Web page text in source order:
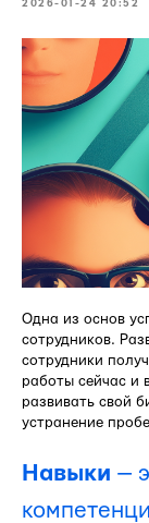
2026-01-24 20:52
Одна из основ
сотрудников.
сотрудники
работы сейчас и
развивать свой
устранение
Навыки —